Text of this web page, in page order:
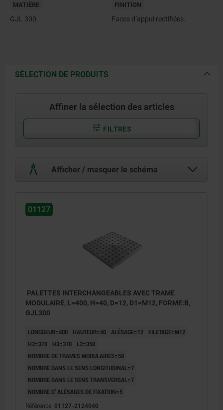
MATIÈRE
GJL 300.
FINITION
Faces d’appui rectifiées.
SÉLECTION DE PRODUITS
Affiner la sélection des articles
FILTRES
Afficher / masquer le schéma
01127
PALETTES INTERCHANGEABLES AVEC TRAME
MODULAIRE, L=400, H=40, D=12, D1=M12, FORME:B,
GJL300
LONGUEUR=400 HAUTEUR=40 ALÉSAGE=12
FILETAGE=M12
H2=370
H3=370
L2=350
NOMBRE DE TRAMES MODULAIRES=58
NOMBRE DANS LE SENS LONGITUDINAL=7
NOMBRE DANS LE SENS TRANSVERSAL=7
NOMBRE D’ ALÉSAGES DE FIXATION=5
Référence: 01127-2124040